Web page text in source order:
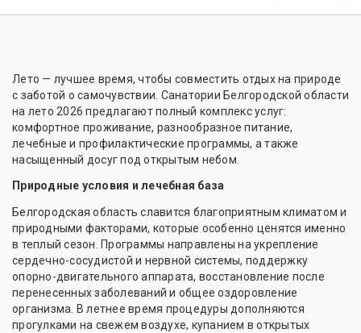
Лето — лучшее время, чтобы совместить отдых на природе
с заботой о самочувствии. Санатории Белгородской области
на лето 2026 предлагают полный комплекс услуг:
комфортное проживание, разнообразное питание,
лечебные и профилактические программы, а также
насыщенный досуг под открытым небом.
Природные условия и лечебная база
Белгородская область славится благоприятным климатом и
природными факторами, которые особенно ценятся именно
в теплый сезон. Программы направлены на укрепление
сердечно-сосудистой и нервной системы, поддержку
опорно-двигательного аппарата, восстановление после
перенесенных заболеваний и общее оздоровление
организма. В летнее время процедуры дополняются
прогулками на свежем воздухе, купанием в открытых